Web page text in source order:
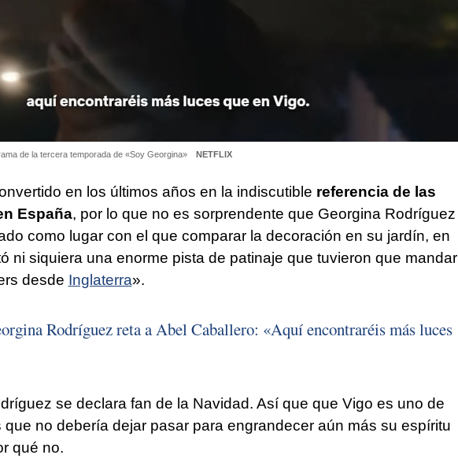
de la tercera temporada de «Soy Georgina» NETFLIX
en los últimos años en la indiscutible referencia de las
España, por lo que no es sorprendente que Georgina Rodríguez
como lugar con el que comparar la decoración en su jardín, en
ni siquiera una enorme pista de patinaje que tuvieron que mandar
desde Inglaterra».
Rodríguez reta a Abel Caballero: «Aquí encontraréis más luces
se declara fan de la Navidad. Así que que Vigo es uno de
que no debería dejar pasar para engrandecer aún más su espíritu
qué no.